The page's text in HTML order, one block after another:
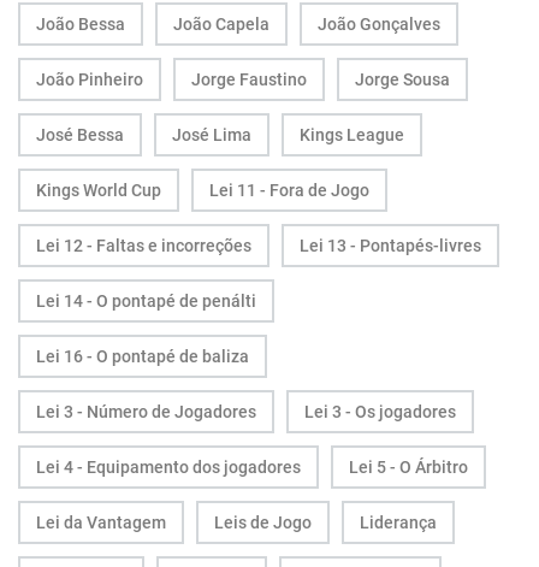
João Bessa João Capela João Gonçalves
João Pinheiro Jorge Faustino Jorge Sousa
José Bessa José Lima Kings League
Kings World Cup Lei 11 - Fora de Jogo
Lei 12 - Faltas e incorreções Lei 13 - Pontapés-livres
Lei 14 - O pontapé de penálti
Lei 16 - O pontapé de baliza
Lei 3 - Número de Jogadores Lei 3 - Os jogadores
Lei 4 - Equipamento dos jogadores Lei 5 - O Árbitro
Lei da Vantagem Leis de Jogo Liderança